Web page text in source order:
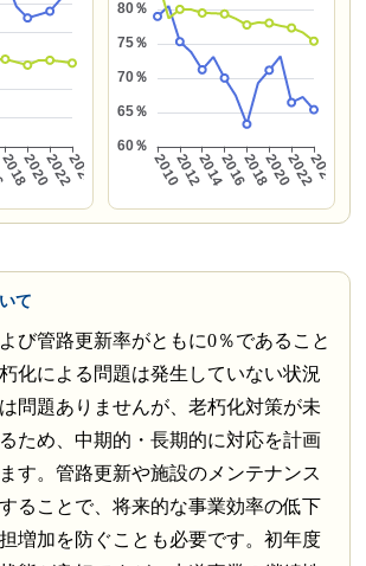
て
び管路更新率がともに0％であること
化による問題は発生していない状況
問題ありませんが、老朽化対策が未
ため、中期的・長期的に対応を計画
す。管路更新や施設のメンテナンス
ることで、将来的な事業効率の低下
増加を防ぐことも必要です。初年度